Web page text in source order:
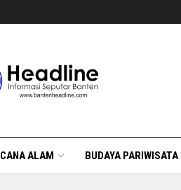
ALAM BUDAYA PARIWISATA